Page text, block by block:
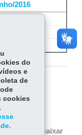
2016
2016
ha
ts
Baixar
do
e
de
cookies